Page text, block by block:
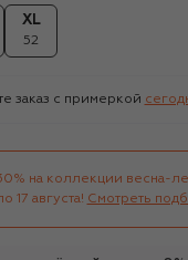
XL
52
заказ с примеркой
на коллекции весна-
17 августа! Смотреть